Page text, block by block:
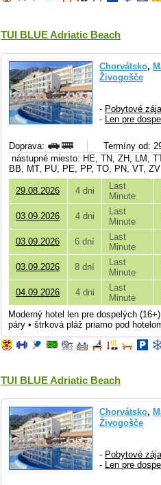
TUI BLUE Adriatic Beach
Chorvátsko,
Živogošče
- Pobytové
- Len pre
Doprava:
Termíny od:
nástupné miesto: HE, TN, ZH, LM,
BB, MT, PU, PE, PP, TO, PN, VT, ZV
29.08.2026 4 dni
Last
Minute
03.09.2026 4 dni
Last
Minute
03.09.2026 6 dní
Last
Minute
03.09.2026 8 dní
Last
Minute
04.09.2026 4 dni
Last
Minute
Moderný hotel len pre dospelých
páry • štrková pláž priamo pod
TUI BLUE Adriatic Beach
Chorvátsko,
Živogošče
- Pobytové
- Len pre